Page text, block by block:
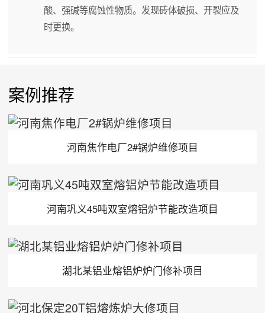
酸、强碱等腐蚀性物质。发现砖体破损、开裂应及
时更换。
案例推荐
河南焦作电厂2#锅炉维修项目
河南巩义45吨双室熔铝炉节能改造项目
湖北某铝业熔铝炉炉门修补项目